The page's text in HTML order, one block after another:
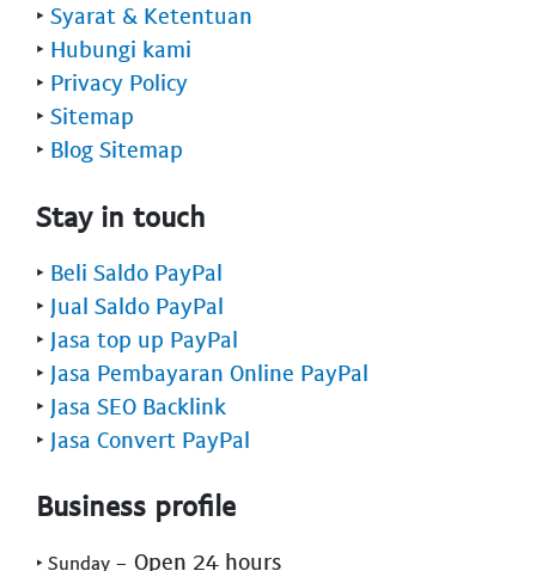
‣ Syarat & Ketentuan
‣ Hubungi kami
‣ Privacy Policy
‣ Sitemap
‣ Blog Sitemap
Stay in touch
‣ Beli Saldo PayPal
‣ Jual Saldo PayPal
‣ Jasa top up PayPal
‣ Jasa Pembayaran Online PayPal
‣ Jasa SEO Backlink
‣ Jasa Convert PayPal
Business profile
‣ Sunday - Open 24 hours